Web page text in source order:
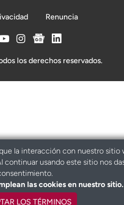
Renuncia
los derechos reservados.
la interacción con nuestro sitio
continuar usando este sitio nos
las cookies en nuestro sitio.
LOS TÉRMINOS